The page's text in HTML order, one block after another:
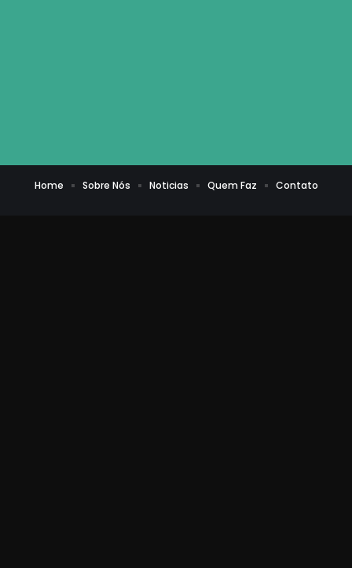
Home Sobre Nós Noticias Quem Faz Contato